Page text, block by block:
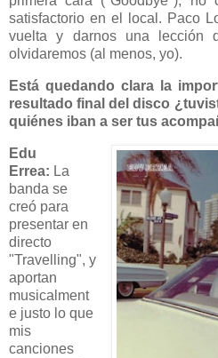
satisfactorio en el local. Paco
vuelta y darnos una lección
olvidaremos (al menos, yo).
Está quedando clara la
resultado final del disco
quiénes iban a ser tus
Edu
Errea: La
banda se
creó para
presentar en
directo
"Travelling", y
aportan
musicalment
e justo lo que
mis
canciones